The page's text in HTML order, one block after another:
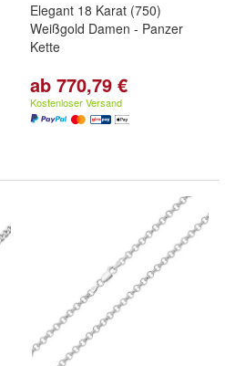
Elegant 18 Karat (750)
Weißgold Damen - Panzer
Kette
ab 770,79 €
Kostenloser Versand